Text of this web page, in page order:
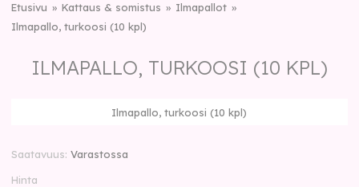
Etusivu
Kattaus & somistus
Ilmapallot
Ilmapallo, turkoosi (10 kpl)
ILMAPALLO, TURKOOSI (10 KPL)
Ilmapallo, turkoosi (10 kpl)
Saatavuus Varastossa
Hinta